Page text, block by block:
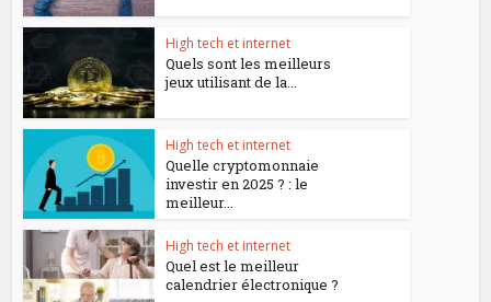
High tech et internet
Quels sont les meilleurs
jeux utilisant de la...
High tech et internet
Quelle cryptomonnaie
investir en 2025 ? : le
meilleur...
High tech et internet
Quel est le meilleur
calendrier électronique ?